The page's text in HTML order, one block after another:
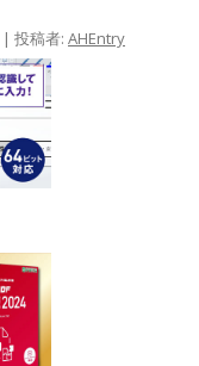
| 投稿者: AHEntry